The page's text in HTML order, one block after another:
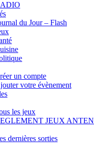
du Jour – Flash
un compte
votre évènement
les jeux
JEUX
dernières sorties